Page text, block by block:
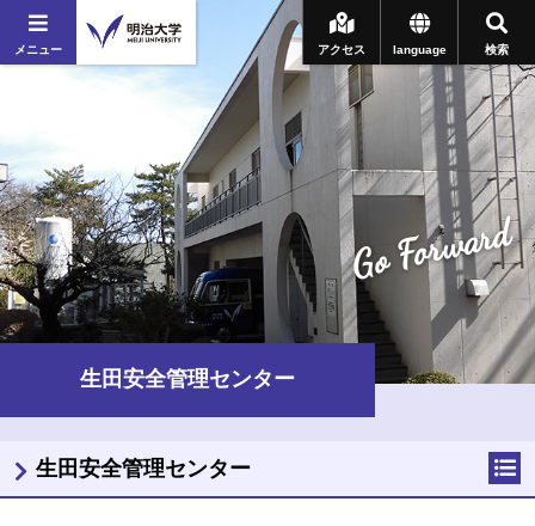
メニュー 検索
language
アクセス
Go Forward
生田安全管理センター
生田安全管理センター